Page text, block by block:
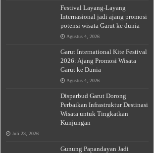
Festival Layang-Layang
Internasional jadi ajang promosi
potensi wisata Garut ke dunia
Agustus 4, 2026
Garut International Kite Festival
2026: Ajang Promosi Wisata
Garut ke Dunia
Agustus 4, 2026
Disparbud Garut Dorong
Perbaikan Infrastruktur Destinasi
Wisata untuk Tingkatkan
Kunjungan
Juli 23, 2026
Gunung Papandayan Jadi